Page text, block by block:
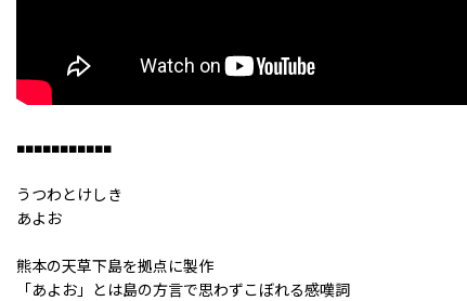
■■■■■■■■■■■
うつわとけしき
あよお
熊本の天草下島を拠点に製作
「あよお」とは島の方言で思わずこぼれる感嘆詞